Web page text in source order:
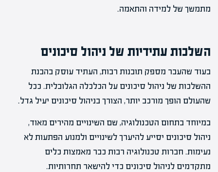
מתמשך של למידה והתאמה.
השלכות עתידיות של ניהול סיכונים
בעוד שהעבר מספק תובנות רבות, העתיד עוסק בהבנת
ההשלכות של ניהול סיכונים על הכלכלה הגלובלית. ככל
שהעולם הופך מורכב יותר, הצורך בניהול סיכונים יעיל גדל.
במיוחד בתחום הטכנולוגיה, שם השינויים מהירים מאוד,
ניהול סיכונים יסייע להיערך לשינויים ולמנוע הפתעות לא
נעימות. חברות טכנולוגיה רבות כבר מאמצות כלים
מתקדמים לניהול סיכונים כדי להישאר תחרותיות.